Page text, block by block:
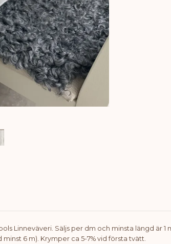
Linneväveri. Säljs per dm och minsta längd är
6 m). Krymper ca 5-7% vid första tvätt.